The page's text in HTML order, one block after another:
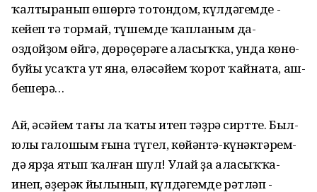
ҡалтыранып­ өшөргә­ тотондом,­ күлдәгемде ­
кейеп ­тә­ тормай,­ түшемде ­ҡапланым­ да­
оздойҙом ­өйгә, ­дөрөҫөрәге ­аласыҡҡа,­ унда­ көнө­
буйы­ усаҡта­ ут­ яна,­ өләсәйем ­ҡорот­ ҡайната,­ аш­
бешерә…
Ай,­ әсәйем­ тағы ­ла ­ҡаты­ итеп ­тәҙрә­ сиртте.­ Был­
юлы ­галошым ­ғына­ түгел,­ көйәнтә-­күнәктәрем­
дә­ ярҙа­ ятып­ ҡалған­ шул!­ Улай­ ҙа­ аласыҡҡа­
инеп,­ әҙерәк­ йылынып, күлдәгемде ­рәтләп ­